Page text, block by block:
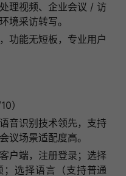
理视频、企业会议 / 访
境采访转写。
功能无短板，专业用户
）
音识别技术领先，支持
议场景适配度高。
户端，注册登录；选择
；选择语言（支持普通